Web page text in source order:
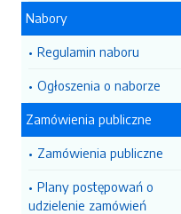
Nabory
Regulamin naboru
Ogłoszenia o naborze
Zamówienia publiczne
Zamówienia publiczne
Plany postępowań o
udzielenie zamówień